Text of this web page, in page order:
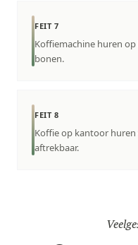
FEIT 7
Koffiemachine huren
bonen.
FEIT 8
Koffie op kantoor huren
aftrekbaar.